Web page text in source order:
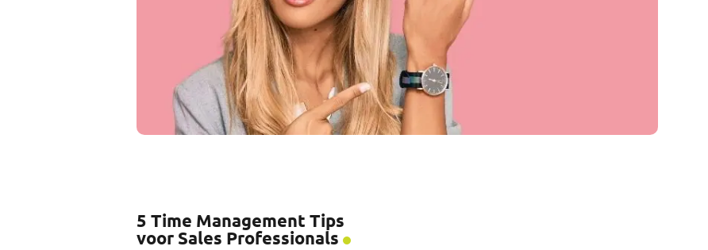
5 Time Management Tips
voor Sales Professionals